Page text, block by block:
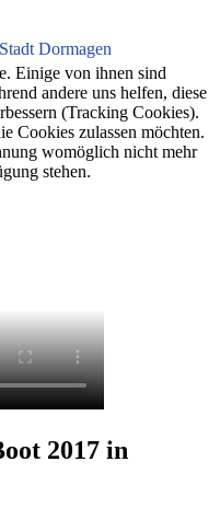
Dormagen
2017 in
Einige von ihnen sind
andere uns helfen, diese
(Tracking Cookies).
Cookies zulassen möchten.
womöglich nicht mehr
stehen.